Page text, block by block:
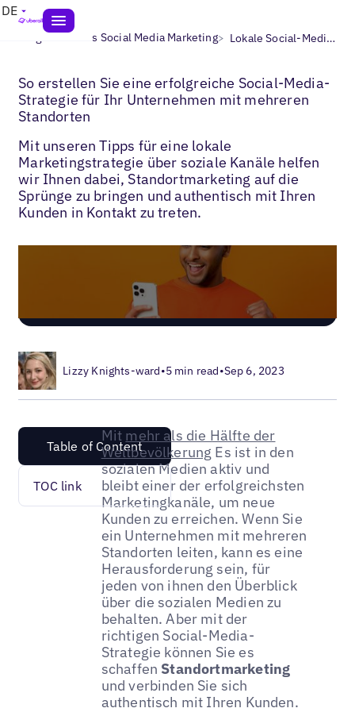
DE
Blogs> Lokales Social Media Marketing> Lokale Social-Media-Strategie
So erstellen Sie eine erfolgreiche Social-Media-
Strategie für Ihr Unternehmen mit mehreren
Standorten
Mit unseren Tipps für eine lokale
Marketingstrategie über soziale Kanäle helfen
wir Ihnen dabei, Standortmarketing auf die
Sprünge zu bringen und authentisch mit Ihren
Kunden in Kontakt zu treten.
Lizzy Knights-ward•5 min read•Sep 6, 2023
Table of Content
TOC link
Mit mehr als die Hälfte der
Weltbevölkerung Es ist in den
sozialen Medien aktiv und
bleibt einer der erfolgreichsten
Marketingkanäle, um neue
Kunden zu erreichen. Wenn Sie
ein Unternehmen mit mehreren
Standorten leiten, kann es eine
Herausforderung sein, für
jeden von ihnen den Überblick
über die sozialen Medien zu
behalten. Aber mit der
richtigen Social-Media-
Strategie können Sie es
schaffen Standortmarketing
und verbinden Sie sich
authentisch mit Ihren Kunden.